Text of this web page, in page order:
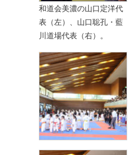
和道会美濃の山口定洋代
表（左）、山口聡孔・藍
川道場代表（右）。